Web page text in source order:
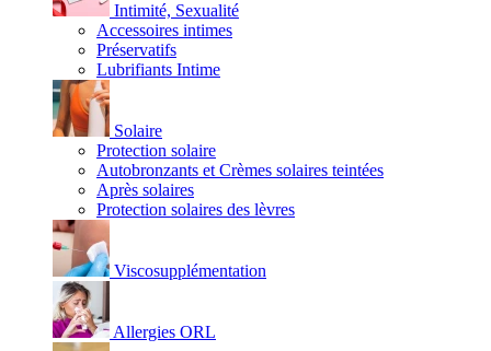
Intimité, Sexualité
Accessoires intimes
Préservatifs
Lubrifiants Intime
Solaire
Protection solaire
Autobronzants et Crèmes solaires teintées
Après solaires
Protection solaires des lèvres
Viscosupplémentation
Allergies ORL